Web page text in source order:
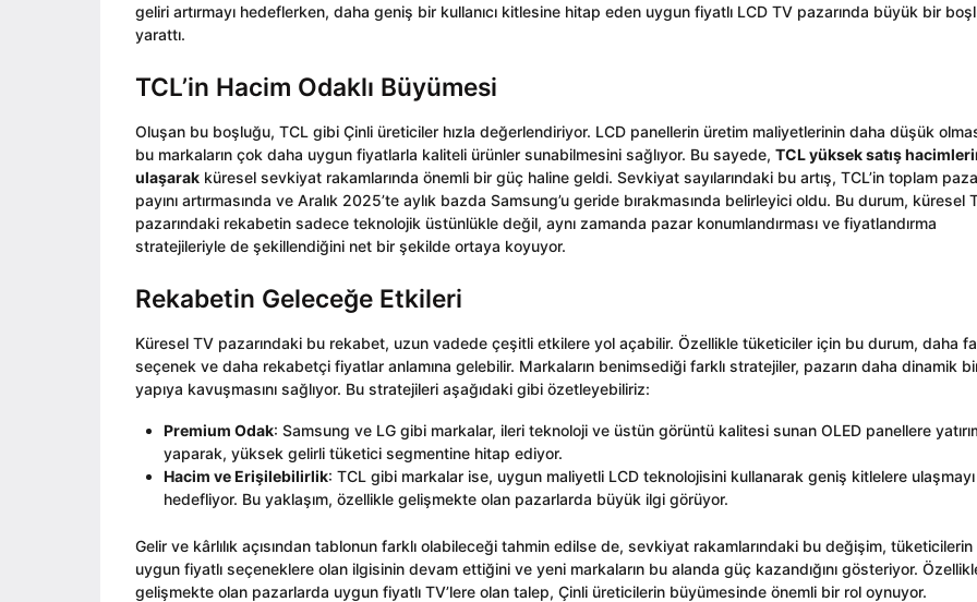
geliri artırmayı hedeflerken, daha geniş bir kullanıcı kitlesine hitap eden uygun fiyatlı LCD TV pazarında büyük bir
yarattı.
TCL’in Hacim Odaklı Büyümesi
Oluşan bu boşluğu, TCL gibi Çinli üreticiler hızla değerlendiriyor. LCD panellerin üretim maliyetlerinin daha düşük
bu markaların çok daha uygun fiyatlarla kaliteli ürünler sunabilmesini sağlıyor. Bu sayede, TCL yüksek satış
ulaşarak küresel sevkiyat rakamlarında önemli bir güç haline geldi. Sevkiyat sayılarındaki bu artış, TCL’in toplam
payını artırmasında ve Aralık 2025’te aylık bazda Samsung’u geride bırakmasında belirleyici oldu. Bu durum, küresel
pazarındaki rekabetin sadece teknolojik üstünlükle değil, aynı zamanda pazar konumlandırması ve fiyatlandırma
stratejileriyle de şekillendiğini net bir şekilde ortaya koyuyor.
Rekabetin Geleceğe Etkileri
Küresel TV pazarındaki bu rekabet, uzun vadede çeşitli etkilere yol açabilir. Özellikle tüketiciler için bu durum, daha
seçenek ve daha rekabetçi fiyatlar anlamına gelebilir. Markaların benimsediği farklı stratejiler, pazarın daha dinamik
yapıya kavuşmasını sağlıyor. Bu stratejileri aşağıdaki gibi özetleyebiliriz:
Premium Odak: Samsung ve LG gibi markalar, ileri teknoloji ve üstün görüntü kalitesi sunan OLED panellere
yaparak, yüksek gelirli tüketici segmentine hitap ediyor.
Hacim ve Erişilebilirlik: TCL gibi markalar ise, uygun maliyetli LCD teknolojisini kullanarak geniş kitlelere ulaşmayı
hedefliyor. Bu yaklaşım, özellikle gelişmekte olan pazarlarda büyük ilgi görüyor.
Gelir ve kârlılık açısından tablonun farklı olabileceği tahmin edilse de, sevkiyat rakamlarındaki bu değişim, tüketicilerin
uygun fiyatlı seçeneklere olan ilgisinin devam ettiğini ve yeni markaların bu alanda güç kazandığını gösteriyor.
gelişmekte olan pazarlarda uygun fiyatlı TV’lere olan talep, Çinli üreticilerin büyümesinde önemli bir rol oynuyor.